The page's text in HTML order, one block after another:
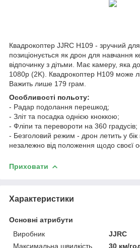
Квадрокоптер JJRC H109 - зручний
позиціонується як дрон для навчання
відпочинку з дітьми. Має камеру, яка
1080p (2K). Квадрокоптер H109 може
Важить лише 179 грам.
Особливості польоту:
- Радар подолання перешкод;
- Зліт та посадка однією кноккою;
- Фліпи та перевороти на 360 градусів;
- Безголовий режим - дрон летить у
незалежно від положення щодо своєї
Приховати
Характеристики
Основні атрибути
Виробник
JJRC
Максимальна швидкість
30 км/